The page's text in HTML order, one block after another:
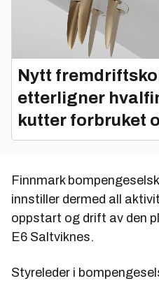
Nytt
etterligner
kutter forbruket
Finnmark
innstiller dermed all
oppstart og drift av den
E6 Saltviknes.
Styreleder i